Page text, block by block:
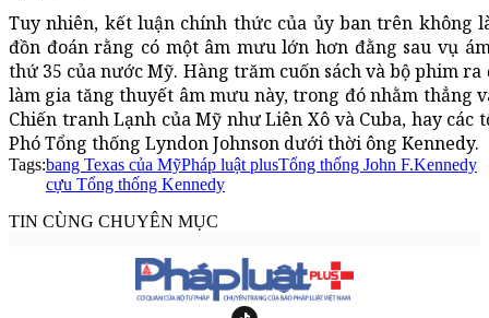
Tuy nhiên, kết luận chính thức của ủy ban trên không
đồn đoán rằng có một âm mưu lớn hơn đằng sau vụ
thứ 35 của nước Mỹ. Hàng trăm cuốn sách và bộ phim ra
làm gia tăng thuyết âm mưu này, trong đó nhằm thẳng
Chiến tranh Lạnh của Mỹ như Liên Xô và Cuba, hay các
Phó Tổng thống Lyndon Johnson dưới thời ông Kennedy.
Tags:bang Texas của MỹPháp luật plusTổng thống John F.Kennedy
cựu Tổng thống Kennedy
TIN CÙNG CHUYÊN MỤC